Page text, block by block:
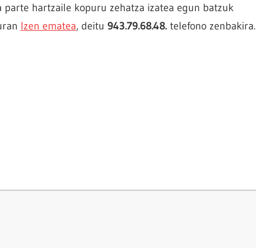
hartzaile kopuru zehatza izatea egun batzuk
Izen ematea, deitu 943.79.68.48.telefono zenbakira.